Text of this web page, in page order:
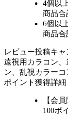
4個 以
商品合
6個 以
商品合
レビュー投稿キャ
遠視用カラコン
ン、乱視カラー
ポイント獲得詳細
【会
100ポ